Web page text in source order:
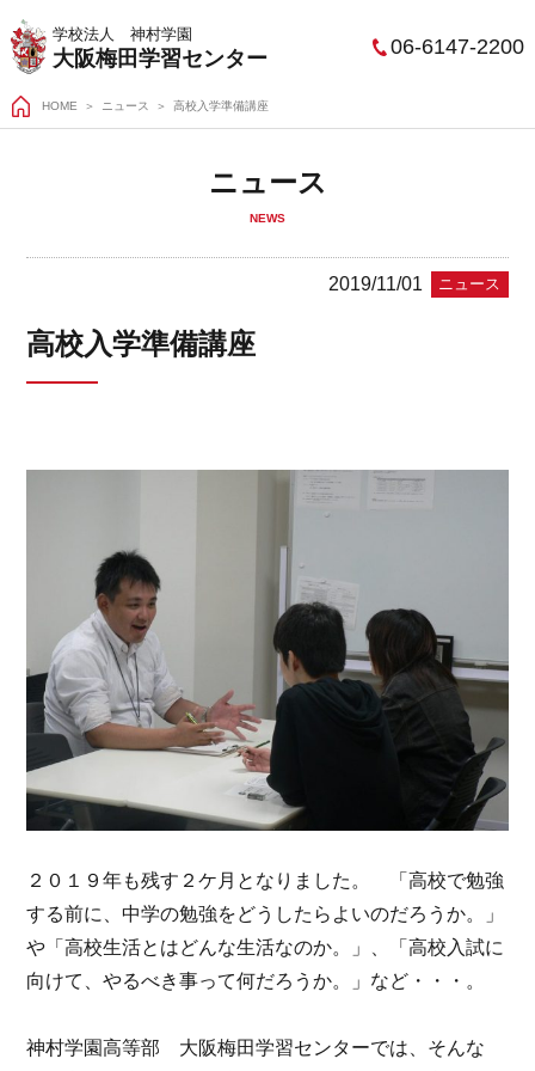
学校法人 神村学園
大阪梅田学習センター 06-6147-2200
HOME ＞ ニュース 高校入学準備講座
ニュース
NEWS
2019/11/01 ニュース
高校入学準備講座
２０１９年も残す２ケ月となりました。 「高校で勉強
する前に、中学の勉強をどうしたらよいのだろうか。」
や「高校生活とはどんな生活なのか。」、「高校入試に
向けて、やるべき事って何だろうか。」など・・・。
神村学園高等部 大阪梅田学習センターでは、そんな